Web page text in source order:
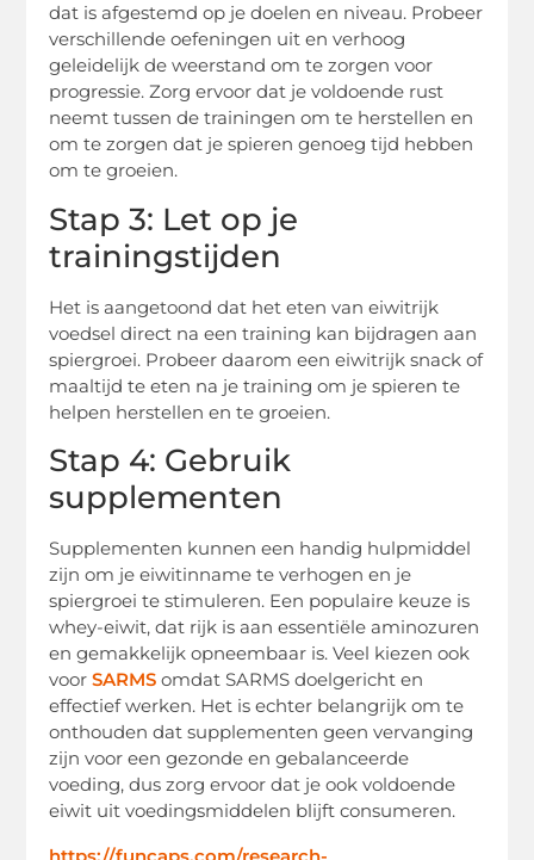
dat is afgestemd op je doelen en niveau. Probeer
verschillende oefeningen uit en verhoog
geleidelijk de weerstand om te zorgen voor
progressie. Zorg ervoor dat je voldoende rust
neemt tussen de trainingen om te herstellen en
om te zorgen dat je spieren genoeg tijd hebben
om te groeien.
Stap 3: Let op je
trainingstijden
Het is aangetoond dat het eten van eiwitrijk
voedsel direct na een training kan bijdragen aan
spiergroei. Probeer daarom een eiwitrijk snack of
maaltijd te eten na je training om je spieren te
helpen herstellen en te groeien.
Stap 4: Gebruik
supplementen
Supplementen kunnen een handig hulpmiddel
zijn om je eiwitinname te verhogen en je
spiergroei te stimuleren. Een populaire keuze is
whey-eiwit, dat rijk is aan essentiële aminozuren
en gemakkelijk opneembaar is. Veel kiezen ook
voorSARMS omdat SARMS doelgericht en
effectief werken. Het is echter belangrijk om te
onthouden dat supplementen geen vervanging
zijn voor een gezonde en gebalanceerde
voeding, dus zorg ervoor dat je ook voldoende
eiwit uit voedingsmiddelen blijft consumeren.
https://funcaps.com/research-